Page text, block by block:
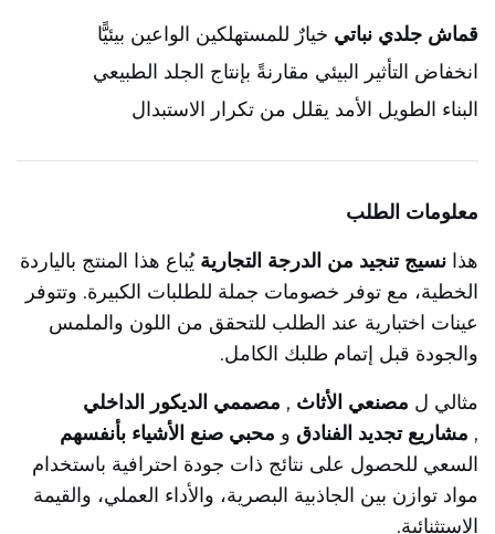
قماش جلدي نباتي خيارٌ للمستهلكين الواعين بيئيًّا
انخفاض التأثير البيئي مقارنةً بإنتاج الجلد الطبيعي
البناء الطويل الأمد يقلل من تكرار الاستبدال
معلومات الطلب
هذا نسيج تنجيد من الدرجة التجارية يُباع هذا المنتج بالياردة
الخطية، مع توفر خصومات جملة للطلبات الكبيرة. وتتوفر
عينات اختبارية عند الطلب للتحقق من اللون والملمس
والجودة قبل إتمام طلبك الكامل.
مثالي ل مصنعي الأثاث , مصممي الديكور الداخلي
, مشاريع تجديد الفنادق و محبي صنع الأشياء بأنفسهم
السعي للحصول على نتائج ذات جودة احترافية باستخدام
مواد توازن بين الجاذبية البصرية، والأداء العملي، والقيمة
الاستثنائية.